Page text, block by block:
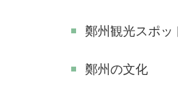
鄭州観光スポッ
鄭州の文化